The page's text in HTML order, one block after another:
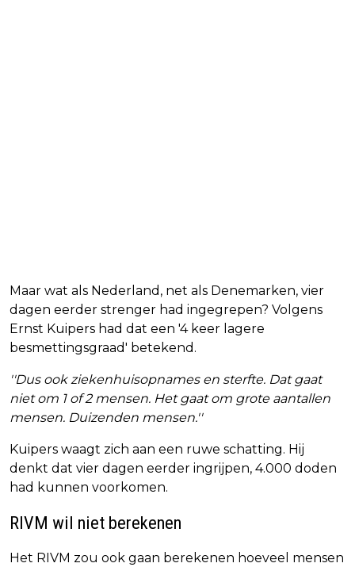
Maar wat als Nederland, net als Denemarken, vier
dagen eerder strenger had ingegrepen? Volgens
Ernst Kuipers had dat een '4 keer lagere
besmettingsgraad' betekend.
''Dus ook ziekenhuisopnames en sterfte. Dat gaat
niet om 1 of 2 mensen. Het gaat om grote aantallen
mensen. Duizenden mensen.''
Kuipers waagt zich aan een ruwe schatting. Hij
denkt dat vier dagen eerder ingrijpen, 4.000 doden
had kunnen voorkomen.
RIVM wil niet berekenen
Het RIVM zou ook gaan berekenen hoeveel mensen